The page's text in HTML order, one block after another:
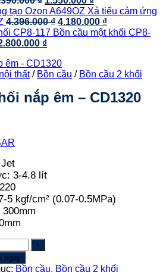
₫.là:
2.250.000 ₫.
gốc
là:
2.390.000 ₫.
hiện
tại
là:
Xả tiểu cảm ứng
4.396.000₫ Giá
gốc
4.180.000 ₫Giá
hiện
Bồn cầu một khối CP8-
4.800.000 ₫.
₫Giá
tại
là:
thất / Bồn cầu / Bồn cầu 2 khối
nắp êm – CD1320
3-4.8 lít
5 kgf/cm² (0.07-0.5MPa)
300mm
ngay
Bồn cầu, Bồn cầu 2 khối